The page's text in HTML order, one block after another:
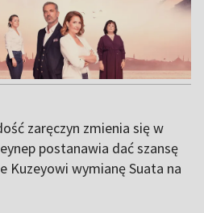
zaręczyn zmienia się w
postanawia dać szansę
Kuzeyowi wymianę Suata na